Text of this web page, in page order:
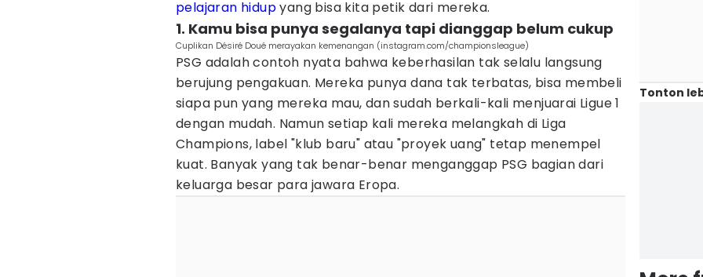
pelajaran hidupyang bisa kita petik dari mereka.
1. Kamu bisa punya segalanya tapi dianggap belum cukup
Cuplikan Désiré Doué merayakan kemenangan (instagram.com/championsleague)
PSG adalah contoh nyata bahwa keberhasilan tak selalu langsung
berujung pengakuan. Mereka punya dana tak terbatas, bisa membeli
siapa pun yang mereka mau, dan sudah berkali-kali menjuarai Ligue 1
dengan mudah. Namun setiap kali mereka melangkah di Liga
Champions, label "klub baru" atau "proyek uang" tetap menempel
kuat. Banyak yang tak benar-benar menganggap PSG bagian dari
keluarga besar para jawara Eropa.
Tonton